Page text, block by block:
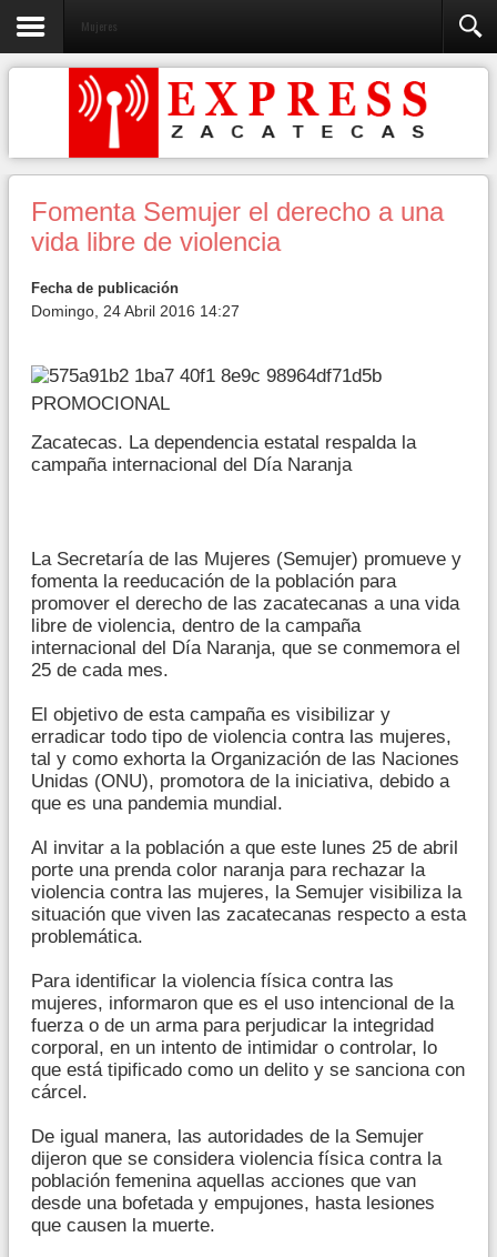
Mujeres
Fomenta Semujer el derecho a una
vida libre de violencia
Fecha de publicación
Domingo, 24 Abril 2016 14:27
PROMOCIONAL
Zacatecas. La dependencia estatal respalda la
campaña internacional del Día Naranja
La Secretaría de las Mujeres (Semujer) promueve y
fomenta la reeducación de la población para
promover el derecho de las zacatecanas a una vida
libre de violencia, dentro de la campaña
internacional del Día Naranja, que se conmemora el
25 de cada mes.
El objetivo de esta campaña es visibilizar y
erradicar todo tipo de violencia contra las mujeres,
tal y como exhorta la Organización de las Naciones
Unidas (ONU), promotora de la iniciativa, debido a
que es una pandemia mundial.
Al invitar a la población a que este lunes 25 de abril
porte una prenda color naranja para rechazar la
violencia contra las mujeres, la Semujer visibiliza la
situación que viven las zacatecanas respecto a esta
problemática.
Para identificar la violencia física contra las
mujeres, informaron que es el uso intencional de la
fuerza o de un arma para perjudicar la integridad
corporal, en un intento de intimidar o controlar, lo
que está tipificado como un delito y se sanciona con
cárcel.
De igual manera, las autoridades de la Semujer
dijeron que se considera violencia física contra la
población femenina aquellas acciones que van
desde una bofetada y empujones, hasta lesiones
que causen la muerte.